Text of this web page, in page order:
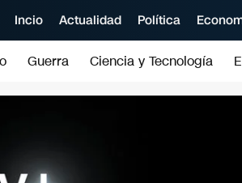
Incio Actualidad Política
Guerra Ciencia y Tecnología